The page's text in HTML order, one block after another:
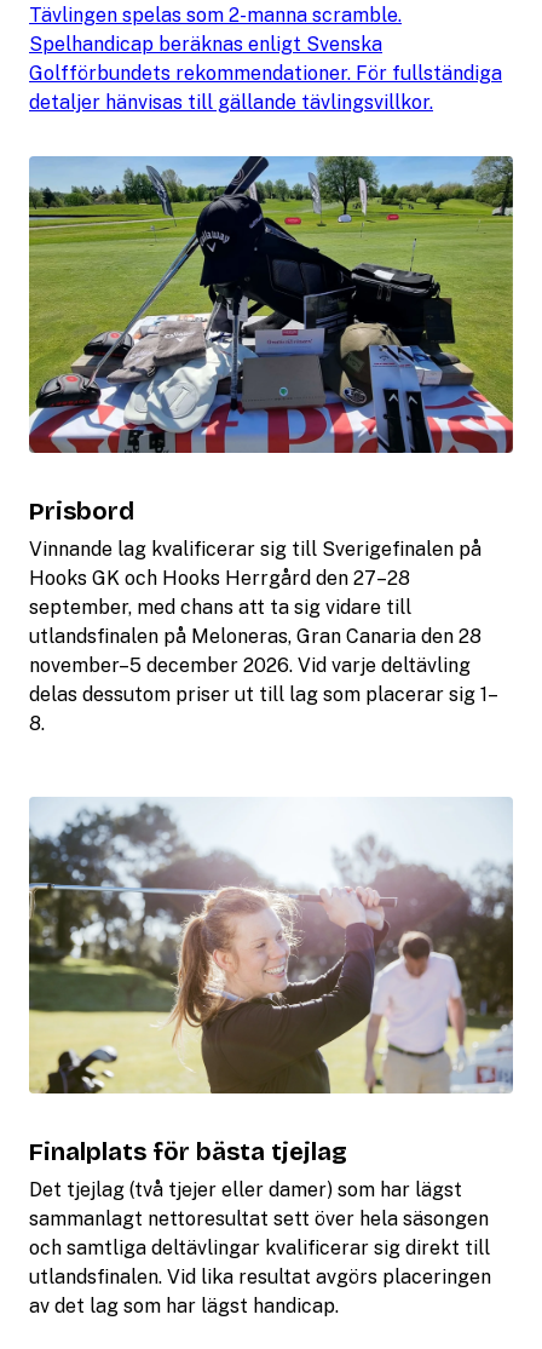
Tävlingen spelas som 2-manna scramble.
Spelhandicap beräknas enligt Svenska
Golfförbundets rekommendationer. För fullständiga
detaljer hänvisas till gällande tävlingsvillkor.
Prisbord
Vinnande lag kvalificerar sig till Sverigefinalen på
Hooks GK och Hooks Herrgård den 27–28
september, med chans att ta sig vidare till
utlandsfinalen på Meloneras, Gran Canaria den 28
november–5 december 2026. Vid varje deltävling
delas dessutom priser ut till lag som placerar sig 1–
8.
Finalplats för bästa tjejlag
Det tjejlag (två tjejer eller damer) som har lägst
sammanlagt nettoresultat sett över hela säsongen
och samtliga deltävlingar kvalificerar sig direkt till
utlandsfinalen. Vid lika resultat avgörs placeringen
av det lag som har lägst handicap.